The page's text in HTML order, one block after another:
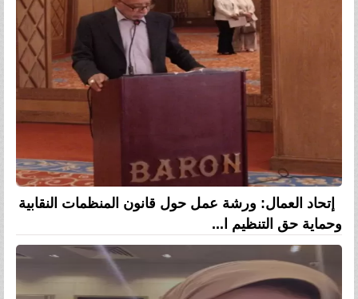
إتحاد العمال: ورشة عمل حول قانون المنظمات النقابية
وحماية حق التنظيم ا...